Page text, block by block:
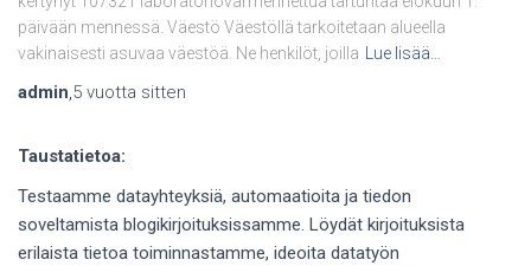
päivään mennessä. Väestö Väestöllä tarkoitetaan alueella
vakinaisesti asuvaa väestöä. Ne henkilöt, joilla
Lue lisää…
admin,5 vuotta sitten
Taustatietoa:
Testaamme datayhteyksiä, automaatioita ja tiedon
soveltamista blogikirjoituksissamme. Löydät kirjoituksista
erilaista tietoa toiminnastamme, ideoita datatyön